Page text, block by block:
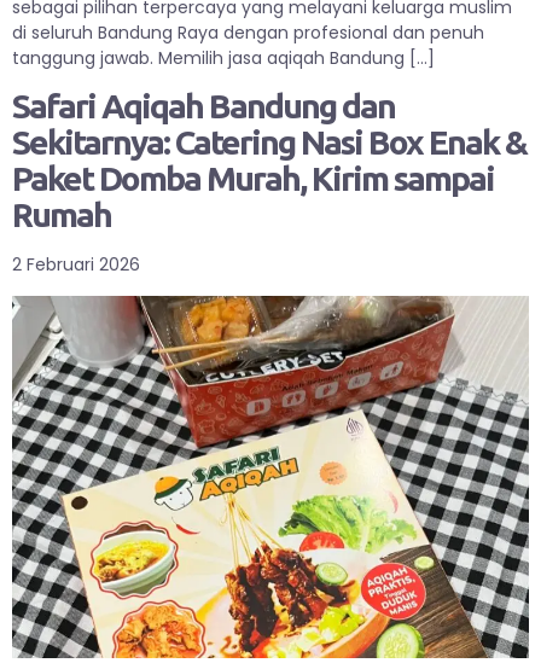
sebagai pilihan terpercaya yang melayani keluarga muslim
di seluruh Bandung Raya dengan profesional dan penuh
tanggung jawab. Memilih jasa aqiqah Bandung […]
Safari Aqiqah Bandung dan
Sekitarnya: Catering Nasi Box Enak &
Paket Domba Murah, Kirim sampai
Rumah
2 Februari 2026